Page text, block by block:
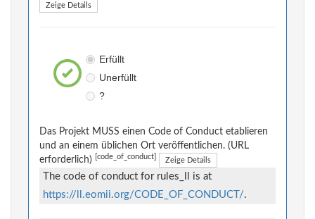
Zeige Details
Erfüllt
Unerfüllt
?
Das Projekt MUSS einen Code of Conduct etablieren
und an einem üblichen Ort veröffentlichen. (URL
erforderlich)
[code_of_conduct] Zeige Details
The code of conduct for rules_ll is at
https://ll.eomii.org/CODE_OF_CONDUCT/.